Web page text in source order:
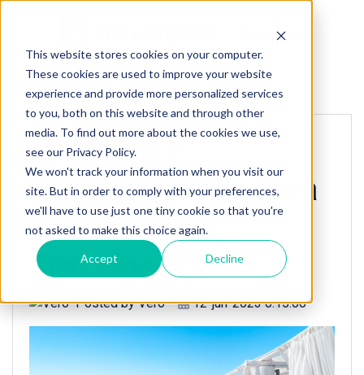
This website stores cookies on your computer.
These cookies are used to improve your website
experience and provide more personalized services
to you, both on this website and through other
media. To find out more about the cookies we use,
see our Privacy Policy.
We won't track your information when you visit our
site. But in order to comply with your preferences,
we'll have to use just one tiny cookie so that you're
not asked to make this choice again.
Accept Decline
« Back to homepage
Ventajas y
Oportunidades para
los DMCs en
TravelgateX
Posted byVero 12-jun-2023 0:15:00